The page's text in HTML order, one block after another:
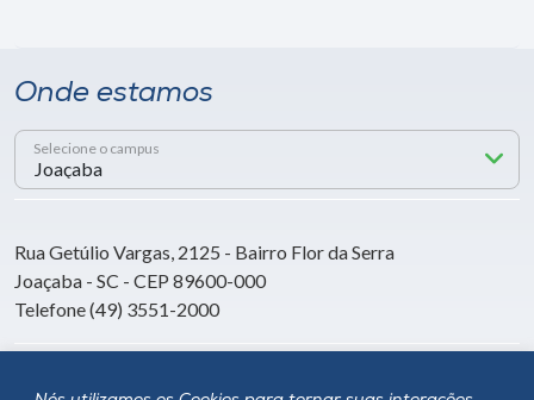
Onde estamos
Selecione o campus
Rua Getúlio Vargas, 2125 - Bairro Flor da Serra
Joaçaba - SC - CEP 89600-000
Telefone (49) 3551-2000
Siga a Unoesc